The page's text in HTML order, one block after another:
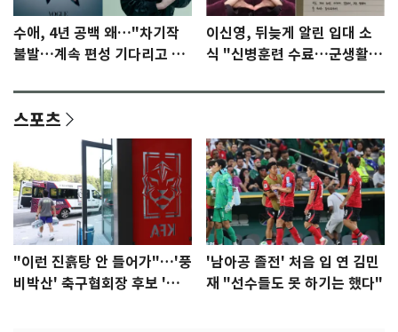
수애, 4년 공백 왜…"차기작
불발…계속 편성 기다리고 있
이신영, 뒤늦게 알린 입대 소
식 "신병훈련 수료…군생활
스포츠
"이런 진흙탕 안 들어가"…'풍
비박산' 축구협회장 후보 '실
'남아공 졸전' 처음 입 연 김민
재 "선수들도 못 하기는 했다"